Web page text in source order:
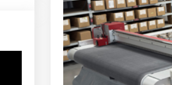
Le covering revient moins
calculateur